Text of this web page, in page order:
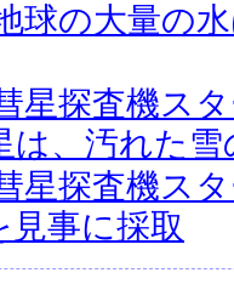
球の大量の
星探査機ス
は、汚れた
星探査機ス
事に採取